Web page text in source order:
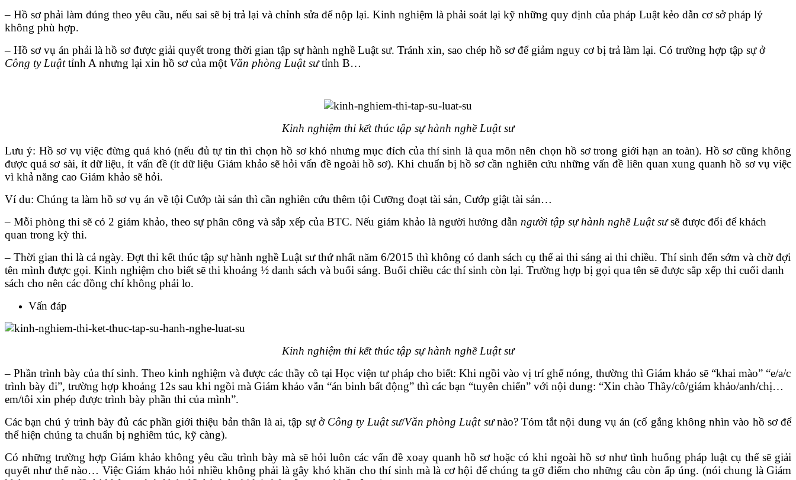
– Hồ sơ phải làm đúng theo yêu cầu, nếu sai sẽ bị trả lại và chỉnh sửa để nộp lại. Kinh nghiệm là phải soát lại kỹ những quy định của pháp Luật kẻo dẫn cơ sở pháp lý
không phù hợp.
– Hồ sơ vụ án phải là hồ sơ được giải quyết trong thời gian tập sự hành nghề Luật sư. Tránh xin, sao chép hồ sơ để giảm nguy cơ bị trả làm lại. Có trường hợp tập sự ở
Công ty Luậttỉnh A nhưng lại xin hồ sơ của một Văn phòng Luật sưtỉnh B…
Kinh nghiệm thi kết thúc tập sự hành nghề Luật sư
Lưu ý: Hồ sơ vụ việc đừng quá khó (nếu đủ tự tin thì chọn hồ sơ khó nhưng mục đích của thí sinh là qua môn nên chọn hồ sơ trong giới hạn an toàn). Hồ sơ cũng không
được quá sơ sài, ít dữ liệu, ít vấn đề (ít dữ liệu Giám khảo sẽ hỏi vấn đề ngoài hồ sơ). Khi chuẩn bị hồ sơ cần nghiên cứu những vấn đề liên quan xung quanh hồ sơ vụ việc
vì khả năng cao Giám khảo sẽ hỏi.
Ví du: Chúng ta làm hồ sơ vụ án về tội Cướp tài sản thì cần nghiên cứu thêm tội Cưỡng đoạt tài sản, Cướp giật tài sản…
– Mỗi phòng thi sẽ có 2 giám khảo, theo sự phân công và sắp xếp của BTC. Nếu giám khảo là người hướng dẫn người tập sự hành nghề Luật sưsẽ được đổi để khách
quan trong kỳ thi.
– Thời gian thi là cả ngày. Đợt thi kết thúc tập sự hành nghề Luật sư thứ nhất năm 6/2015 thì không có danh sách cụ thể ai thi sáng ai thi chiều. Thí sinh đến sớm và chờ đợi
tên mình được gọi. Kinh nghiệm cho biết sẽ thi khoảng ½ danh sách và buổi sáng. Buổi chiều các thí sinh còn lại. Trường hợp bị gọi qua tên sẽ được sắp xếp thi cuối danh
sách cho nên các đồng chí không phải lo.
Vấn đáp
Kinh nghiệm thi kết thúc tập sự hành nghề Luật sư
– Phần trình bày của thí sinh. Theo kinh nghiệm và được các thầy cô tại Học viện tư pháp cho biết: Khi ngồi vào vị trí ghế nóng, thường thì Giám khảo sẽ “khai mào” “e/a/c
trình bày đi”, trường hợp khoảng 12s sau khi ngồi mà Giám khảo vẫn “án binh bất động” thì các bạn “tuyên chiến” với nội dung: “Xin chào Thầy/cô/giám khảo/anh/chị…
em/tôi xin phép được trình bày phần thi của mình”.
Các bạn chú ý trình bày đủ các phần giới thiệu bản thân là ai, tập sự ở Công ty Luật sư/Văn phòng Luật sưnào? Tóm tắt nội dung vụ án (cố gắng không nhìn vào hồ sơ để
thể hiện chúng ta chuẩn bị nghiêm túc, kỹ càng).
Có những trường hợp Giám khảo không yêu cầu trình bày mà sẽ hỏi luôn các vấn đề xoay quanh hồ sơ hoặc có khi ngoài hồ sơ như tình huống pháp luật cụ thể sẽ giải
quyết như thế nào… Việc Giám khảo hỏi nhiều không phải là gây khó khăn cho thí sinh mà là cơ hội để chúng ta gỡ điểm cho những câu còn ấp úng. (nói chung là Giám